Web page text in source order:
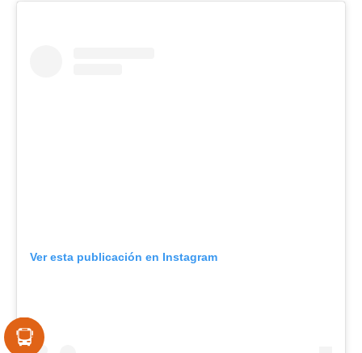
Ver esta publicación en Instagram